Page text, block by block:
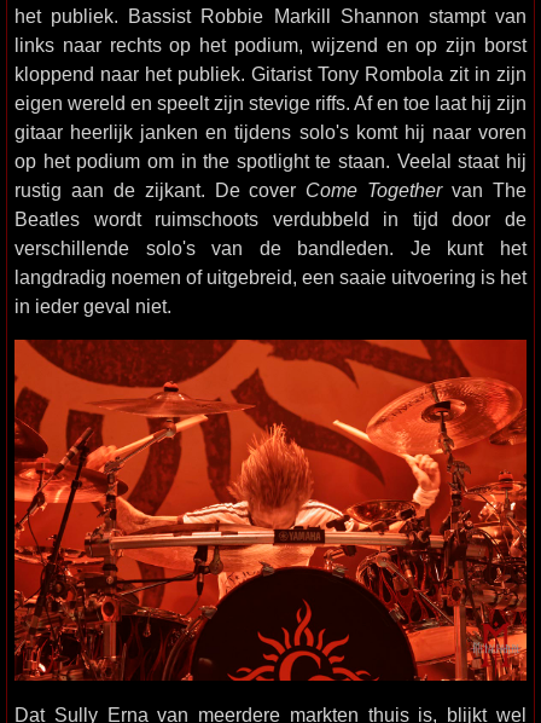
het publiek. Bassist Robbie Markill Shannon stampt van
links naar rechts op het podium, wijzend en op zijn borst
kloppend naar het publiek. Gitarist Tony Rombola zit in zijn
eigen wereld en speelt zijn stevige riffs. Af en toe laat hij zijn
gitaar heerlijk janken en tijdens solo's komt hij naar voren
op het podium om in the spotlight te staan. Veelal staat hij
rustig aan de zijkant. De cover Come Togethervan The
Beatles wordt ruimschoots verdubbeld in tijd door de
verschillende solo's van de bandleden. Je kunt het
langdradig noemen of uitgebreid, een saaie uitvoering is het
in ieder geval niet.
Dat Sully Erna van meerdere markten thuis is, blijkt wel